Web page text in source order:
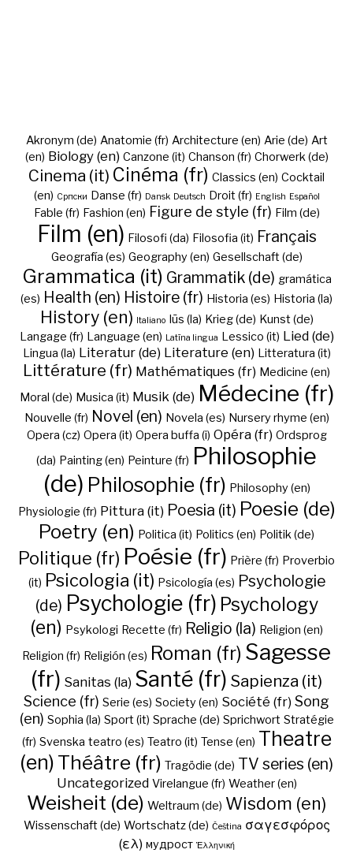
Akronym (de) Anatomie (fr) Architecture (en) Arie (de) Art
(en) Biology (en) Canzone (it) Chanson (fr) Chorwerk (de)
Cinema (it) Cinéma (fr) Classics (en) Cocktail
(en) Cрпски Danse (fr) Dansk Deutsch Droit (fr) English Español
Fable (fr) Fashion (en) Figure de style (fr) Film (de)
Film (en) Filosofi (da) Filosofia (it) Français
Geografía (es) Geography (en) Gesellschaft (de)
Grammatica (it) Grammatik (de) gramática
(es) Health (en) Histoire (fr) Historia (es) Historia (la)
History (en) Italiano Iūs (la) Krieg (de) Kunst (de)
Langage (fr) Language (en) Latīna lingua Lessico (it) Lied (de)
Lingua (la) Literatur (de) Literature (en) Litteratura (it)
Littérature (fr) Mathématiques (fr) Medicine (en)
Moral (de) Musica (it) Musik (de) Médecine (fr)
Nouvelle (fr) Novel (en) Novela (es) Nursery rhyme (en)
Opera (cz) Opera (it) Opera buffa (i) Opéra (fr) Ordsprog
(da) Painting (en) Peinture (fr) Philosophie
(de) Philosophie (fr) Philosophy (en)
Physiologie (fr) Pittura (it) Poesia (it) Poesie (de)
Poetry (en) Politica (it) Politics (en) Politik (de)
Politique (fr) Poésie (fr) Prière (fr) Proverbio
(it) Psicologia (it) Psicología (es) Psychologie
(de) Psychologie (fr) Psychology
(en) Psykologi Recette (fr) Religio (la) Religion (en)
Religion (fr) Religión (es) Roman (fr) Sagesse
(fr) Sanitas (la) Santé (fr) Sapienza (it)
Science (fr) Serie (es) Society (en) Société (fr) Song
(en) Sophia (la) Sport (it) Sprache (de) Sprichwort Stratégie
(fr) Svenska teatro (es) Teatro (it) Tense (en) Theatre
(en) Théâtre (fr) Tragödie (de) TV series (en)
Uncategorized Virelangue (fr) Weather (en)
Weisheit (de) Weltraum (de) Wisdom (en)
Wissenschaft (de) Wortschatz (de) Čeština σαγεσφόρος
(ελ) мудрост Ἑλληνική